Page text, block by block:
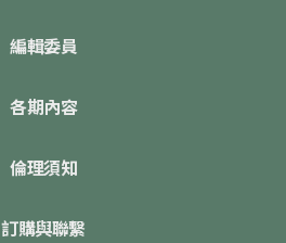
編輯委員
各期內容
倫理須知
訂購與聯繫